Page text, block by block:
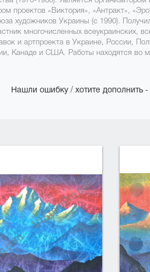
проектов «Виктория», «Антракт»,
художников Украины (с 1990).
многочисленных всеукраинских,
и артпроекта в Украине, России,
Канаде и США. Работы находятся во
Нашли ошибку / хотите дополнить